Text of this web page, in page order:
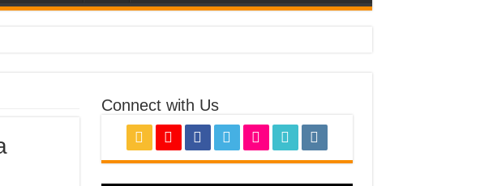
Connect with Us